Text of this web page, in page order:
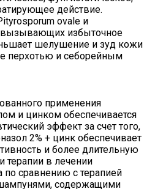
действие.
ovale и
вызывающих избыточное
шелушение и зуд кожи
перхотью и себорейным
применения
и цинком обеспечивается
эффект за счет того,
2% + цинк обеспечивает
и более длительную
терапии в лечении
по сравнению с терапией
содержащими